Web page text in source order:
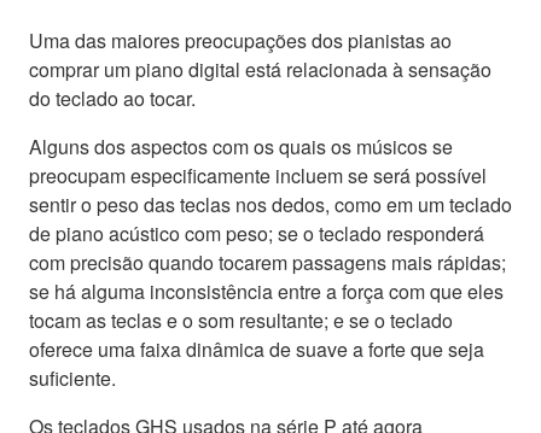
Uma das maiores preocupações dos pianistas ao
comprar um piano digital está relacionada à sensação
do teclado ao tocar.
Alguns dos aspectos com os quais os músicos se
preocupam especificamente incluem se será possível
sentir o peso das teclas nos dedos, como em um teclado
de piano acústico com peso; se o teclado responderá
com precisão quando tocarem passagens mais rápidas;
se há alguma inconsistência entre a força com que eles
tocam as teclas e o som resultante; e se o teclado
oferece uma faixa dinâmica de suave a forte que seja
suficiente.
Os teclados GHS usados na série P até agora